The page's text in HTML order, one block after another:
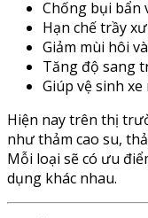
Chống bụi bẩn
Hạn chế trầy
Giảm mùi hôi
Tăng độ sang
Giúp vệ sinh
Hiện nay trên thị
như thảm cao su,
Mỗi loại sẽ có ưu
dụng khác nhau.